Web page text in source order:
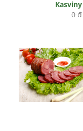
Kasviny
0 đ